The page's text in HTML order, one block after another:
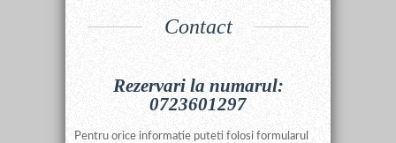
Contact
Rezervari la numarul:
0723601297
Pentru orice informatie puteti folosi formularul